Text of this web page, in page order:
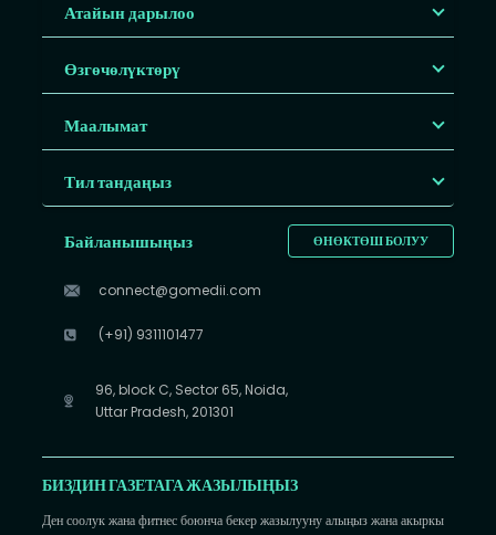
Атайын дарылоо
Өзгөчөлүктөрү
Маалымат
Тил тандаңыз
ӨНӨКТӨШ БОЛУУ
Байланышыңыз
connect@gomedii.com
(+91) 9311101477
96, block C, Sector 65, Noida,
Uttar Pradesh, 201301
БИЗДИН ГАЗЕТАГА ЖАЗЫЛЫҢЫЗ
Ден соолук жана фитнес боюнча бекер жазылууну алыңыз жана акыркы